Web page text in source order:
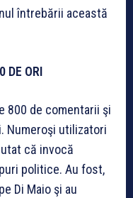
întrebării această
DE ORI
800 de comentarii şi
Numeroşi utilizatori
că invocă
politice. Au fost,
Di Maio şi au